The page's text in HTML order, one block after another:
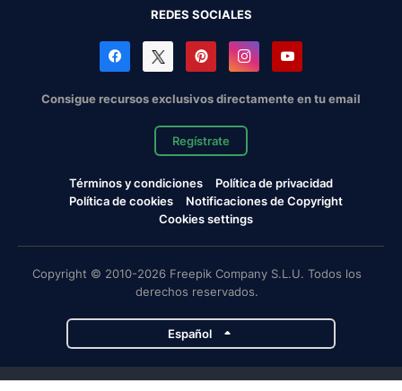
REDES SOCIALES
Consigue recursos exclusivos directamente en tu email
Regístrate
Términos y condiciones
Política de privacidad
Política de cookies
Notificaciones de Copyright
Cookies settings
Copyright © 2010-2026 Freepik Company S.L.U. Todos los
derechos reservados.
Español